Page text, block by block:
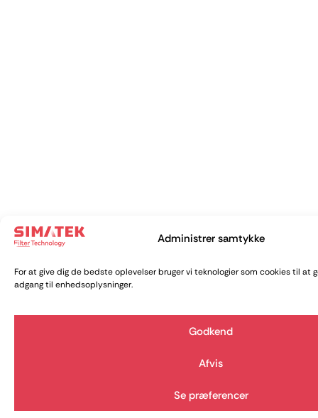
Administrer samtykke
For at give dig de bedste oplevelser bruger vi teknologier som cookies til at
adgang til enhedsoplysninger.
Godkend
Afvis
Se præferencer